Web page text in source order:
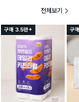
전체보기
구매 3.5만+ 구